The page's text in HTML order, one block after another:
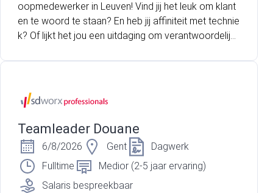
oopmedewerker in Leuven! Vind jij het leuk om klant
en te woord te staan? En heb jij affiniteit met technie
k? Of lijkt het jou een uitdaging om verantwoordelijk
e vacature waarschijnlijk geschikt voor jou!
Teamleader Douane
6/8/2026 Gent
Dagwerk
Fulltime
Medior (2-5 jaar ervaring)
Salaris bespreekbaar